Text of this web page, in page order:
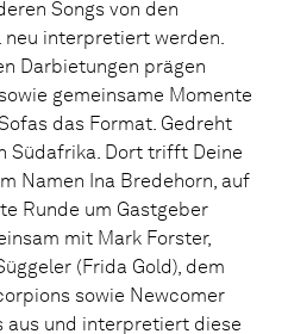
Songs von den
interpretiert werden.
Darbietungen prägen
gemeinsame Momente
das Format. Gedreht
Südafrika. Dort trifft Deine
Namen Ina Bredehorn, auf
Runde um Gastgeber
mit Mark Forster,
(Frida Gold), dem
sowie Newcomer
aus und interpretiert diese